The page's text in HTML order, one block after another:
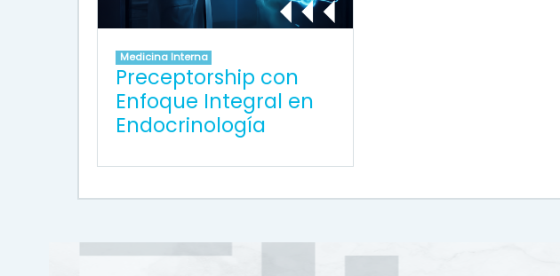
Medicina Interna
Preceptorship con
Enfoque Integral en
Endocrinología